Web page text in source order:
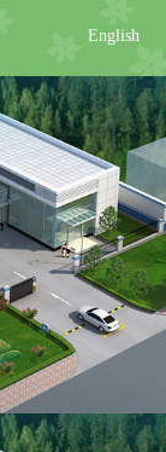
English